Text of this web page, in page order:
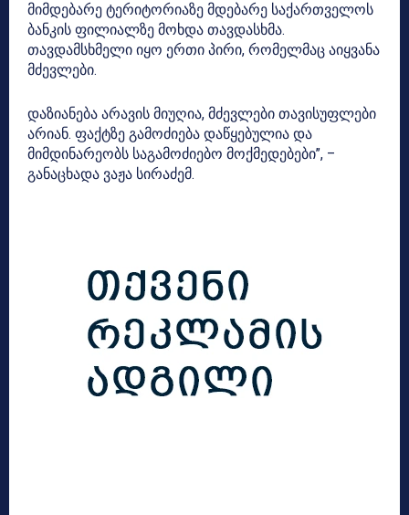
მიმდებარე ტერიტორიაზე მდებარე საქართველოს
ბანკის ფილიალზე მოხდა თავდასხმა.
თავდამსხმელი იყო ერთი პირი, რომელმაც აიყვანა
მძევლები.
დაზიანება არავის მიუღია, მძევლები თავისუფლები
არიან. ფაქტზე გამოძიება დაწყებულია და
მიმდინარეობს საგამოძიებო მოქმედებები”, –
განაცხადა ვაჟა სირაძემ.